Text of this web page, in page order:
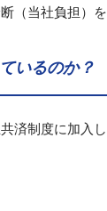
（当社負担）
いるのか？
済制度に加入し